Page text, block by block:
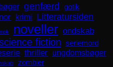
genfærd
gotik
krimi Litteratursiden
noveller ondskab
fiction seriemord
thriller ungdomsbøger
zombier